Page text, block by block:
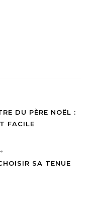
DU PÈRE NOËL :
FACILE
SA TENUE